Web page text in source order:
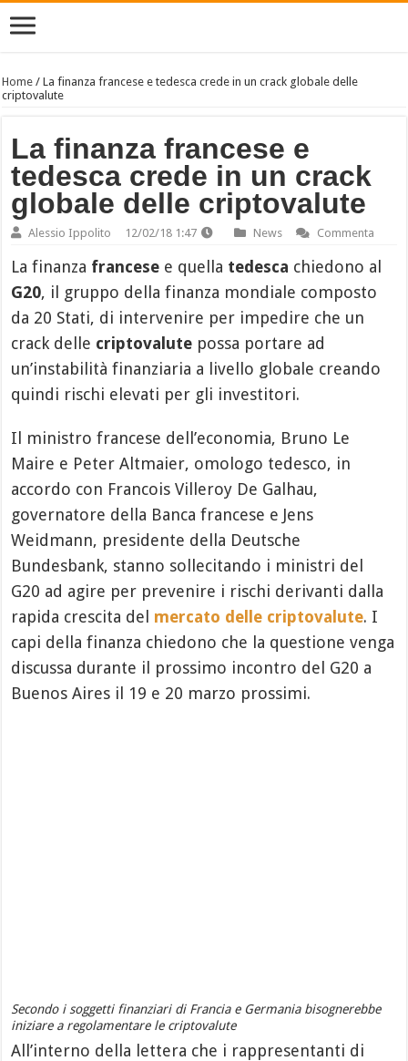
Home /La finanza francese e tedesca crede in un crack globale delle
criptovalute
La finanza francese e
tedesca crede in un crack
globale delle criptovalute
Alessio Ippolito 12/02/18 1:47 News Commenta
La finanza francese e quella tedesca chiedono al
G20, il gruppo della finanza mondiale composto
da 20 Stati, di intervenire per impedire che un
crack delle criptovalute possa portare ad
un’instabilità finanziaria a livello globale creando
quindi rischi elevati per gli investitori.
Il ministro francese dell’economia, Bruno Le
Maire e Peter Altmaier, omologo tedesco, in
accordo con Francois Villeroy De Galhau,
governatore della Banca francese e Jens
Weidmann, presidente della Deutsche
Bundesbank, stanno sollecitando i ministri del
G20 ad agire per prevenire i rischi derivanti dalla
rapida crescita del mercato delle criptovalute. I
capi della finanza chiedono che la questione venga
discussa durante il prossimo incontro del G20 a
Buenos Aires il 19 e 20 marzo prossimi.
Secondo i soggetti finanziari di Francia e Germania bisognerebbe
iniziare a regolamentare le criptovalute
All’interno della lettera che i rappresentanti di